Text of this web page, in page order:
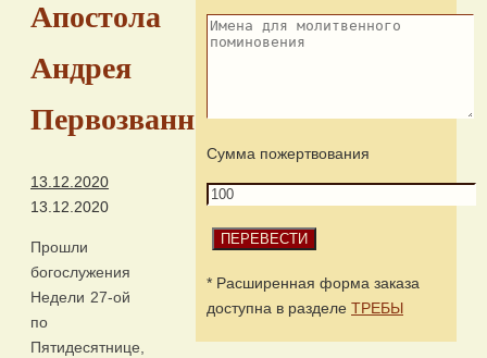
Апостола
Андрея
Первозванного
13.12.2020
13.12.2020
Прошли
богослужения
Недели 27-ой
по
Пятидесятнице,
Сумма пожертвования
* Расширенная форма заказа
доступна в разделе ТРЕБЫ